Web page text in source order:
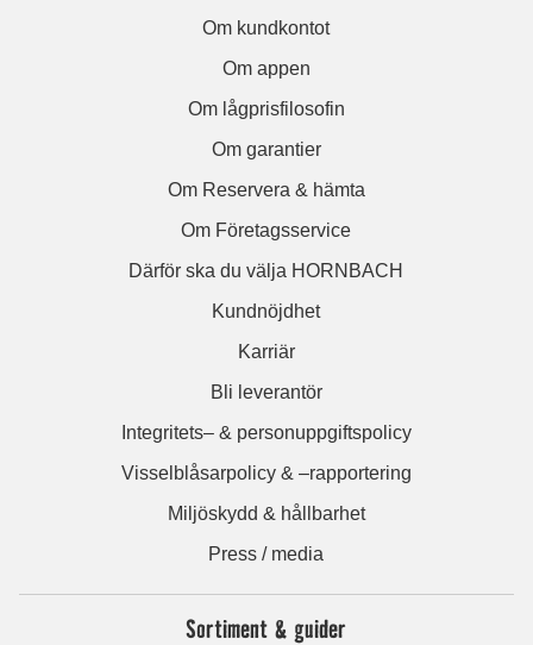
Om kundkontot
Om appen
Om lågprisfilosofin
Om garantier
Om Reservera & hämta
Om Företagsservice
Därför ska du välja HORNBACH
Kundnöjdhet
Karriär
Bli leverantör
Integritets– & personuppgiftspolicy
Visselblåsarpolicy & –rapportering
Miljöskydd & hållbarhet
Press / media
Sortiment & guider